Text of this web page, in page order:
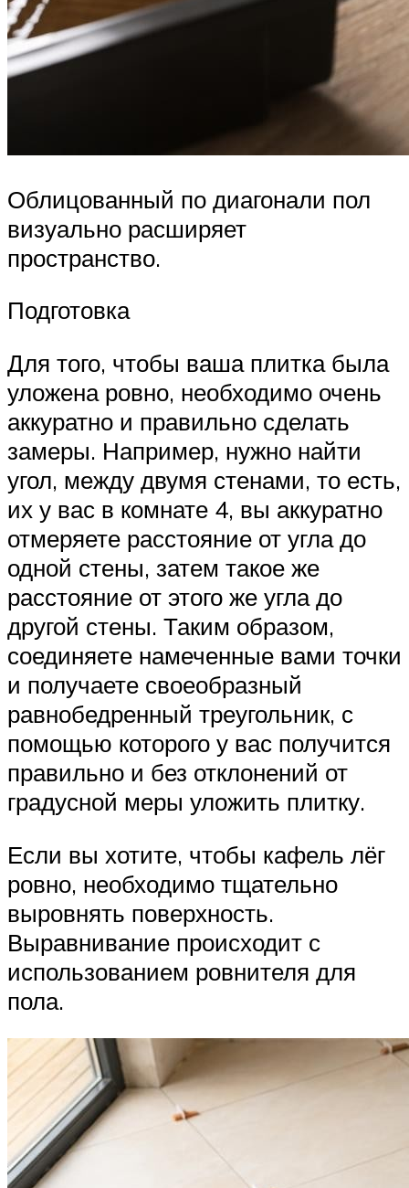
Облицованный по диагонали пол
визуально расширяет
пространство.
Подготовка
Для того, чтобы ваша плитка была
уложена ровно, необходимо очень
аккуратно и правильно сделать
замеры. Например, нужно найти
угол, между двумя стенами, то есть,
их у вас в комнате 4, вы аккуратно
отмеряете расстояние от угла до
одной стены, затем такое же
расстояние от этого же угла до
другой стены. Таким образом,
соединяете намеченные вами точки
и получаете своеобразный
равнобедренный треугольник, с
помощью которого у вас получится
правильно и без отклонений от
градусной меры уложить плитку.
Если вы хотите, чтобы кафель лёг
ровно, необходимо тщательно
выровнять поверхность.
Выравнивание происходит с
использованием ровнителя для
пола.